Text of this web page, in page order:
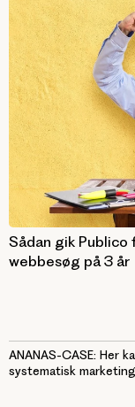
Sådan gik Publico
webbesøg på 3 år
ANANAS-CASE: Her
systematisk